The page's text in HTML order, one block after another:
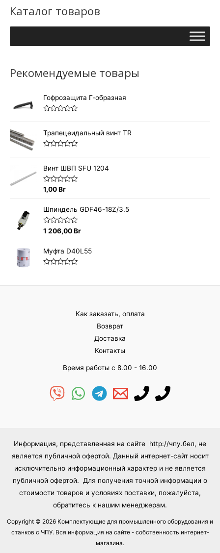
Каталог товаров
Рекомендуемые товары
Гофрозащита Г-образная
ц
е
н
к
0
з
5
Трапецеидальный винт TR
ц
е
н
к
0
и
5
Винт ШВП SFU 1204
О
ц
е
н
к
а
и
з
1,00Br
Шпиндель GDF46-18Z/3.5
О
е
н
к
а
5
1 206,00Br
Муфта D40L55
е
Как заказать, оплата
Возврат
Доставка
Контакты
Время работы с 8.00 - 16.00
Информация, представленная на сайте http://чпу.бел, не
является публичной офертой. Данный интернет-сайт носит
исключительно информационный характер и не является
публичной офертой. Для получения точной информации о
стоимости товаров и условиях поставки, пожалуйста,
обратитесь к нашим менеджерам.
Copyright © 2026 Комплектующие для промышленного оборудования и
станков с ЧПУ. Вся информация на сайте - собственность интернет-
магазина.